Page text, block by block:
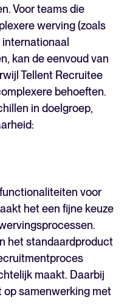
Voor teams die
werving (zoals
kan de eenvoud van
Tellent Recruitee
behoeften.
in doelgroep,
voor
het een fijne keuze
het standaardproduct
maakt. Daarbij
samenwerking met